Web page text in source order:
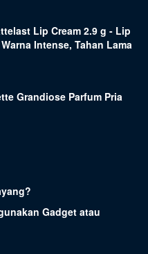
Lip Cream 2.9 g - Lip
Intense, Tahan Lama
Grandiose Parfum Pria
Gadget atau